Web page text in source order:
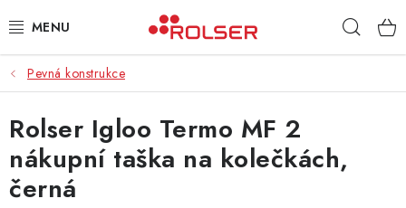
na
TAŠKY NA KOLEČKÁCH
ŽEHLICÍ PRKNA
SCHŮDKY
Pevná konstrukce
Rolser Igloo Termo MF 2
nákupní taška na kolečkách,
černá